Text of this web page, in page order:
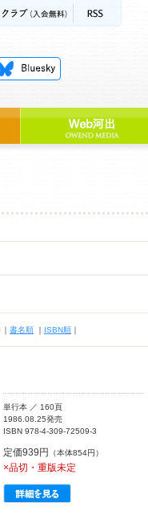
｜ 書名順 ｜ ISBN順 ｜
単行本 ／ 160頁
1986.08.25発売
ISBN 978-4-309-72509-3
定価939円 （本体854円）
×品切・重版未定